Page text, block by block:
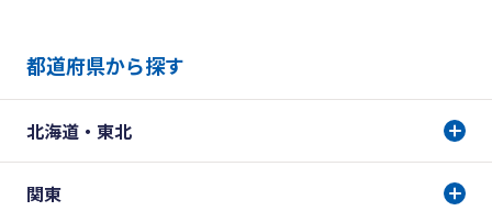
都道府県から探す
北海道・東北
関東